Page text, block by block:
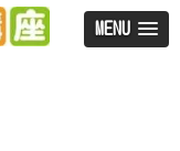
MENU